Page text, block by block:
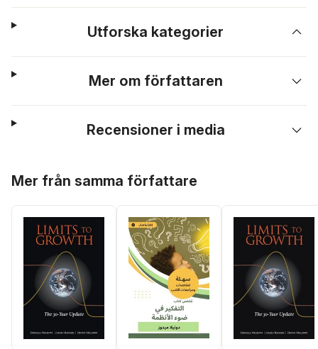
Utforska kategorier
Mer om författaren
Recensioner i media
Mer från samma författare